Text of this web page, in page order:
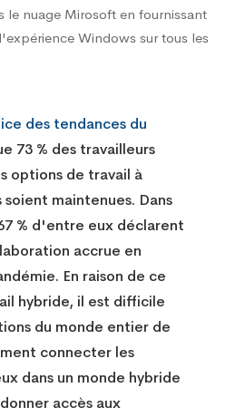
le nuage Mirosoft en fournissant
Windows sur tous les
des tendances du
73 % des travailleurs
options de travail à
maintenues. Dans
% d'entre eux déclarent
accrue en
En raison de ce
hybride, il est difficile
du monde entier de
connecter les
dans un monde hybride
accès aux